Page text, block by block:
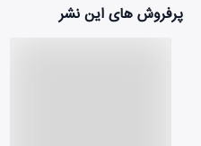
پرفروش های این نشر